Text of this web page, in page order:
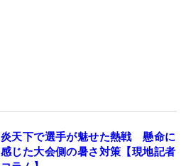
炎天下で選手が魅せた熱戦 懸命に
感じた大会側の暑さ対策【現地記者